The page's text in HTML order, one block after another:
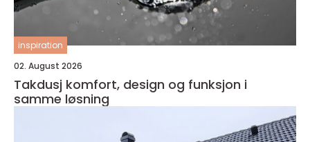
inspiration
02. August 2026
Takdusj komfort, design og funksjon i
samme løsning